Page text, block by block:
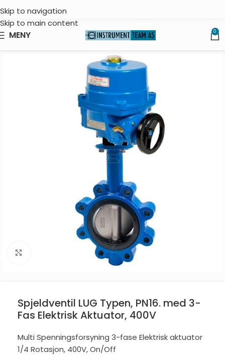
Skip to navigation
Skip to main content
MENY 0
Spjeldventil LUG Typen, PN16. med 3-
Fas Elektrisk Aktuator, 400V
Multi Spenningsforsyning 3-fase Elektrisk aktuator
1/4 Rotasjon, 400V, On/Off